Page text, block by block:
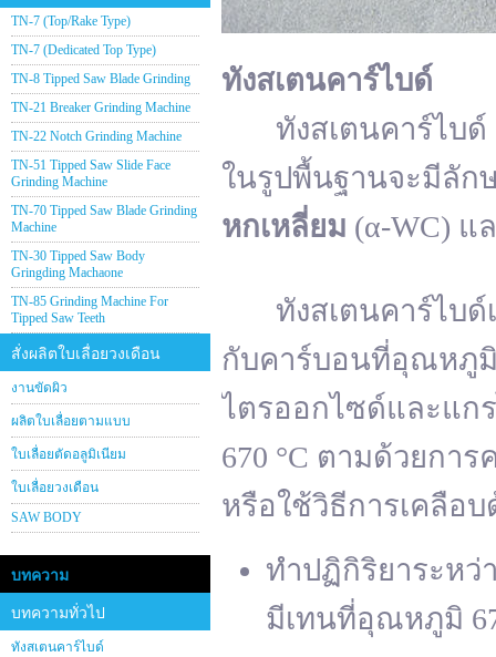
TN-7 (Top/Rake Type)
TN-7 (Dedicated Top Type)
TN-8 Tipped Saw Blade Grinding
TN-21 Breaker Grinding Machine
TN-22 Notch Grinding Machine
TN-51 Tipped Saw Slide Face
Grinding Machine
TN-70 Tipped Saw Blade Grinding
Machine
TN-30 Tipped Saw Body
Gringding Machaone
TN-85 Grinding Machine For
Tipped Saw Teeth
สั่งผลิตใบเลื่อยวงเดือน
งานขัดผิว
ผลิตใบเลื่อยตามแบบ
ใบเลื่อยตัดอลูมิเนียม
ใบเลื่อยวงเดือน
SAW BODY
บทความ
บทความทั่วไป
ทังสเตนคาร์ไบด์
ทังสเตนคาร์ไบด์
ทังสเตนคาร์ไบด์ (
ในรูปพื้นฐานจะมีลัก
หกเหลี่ยม (α-WC) แ
ทังสเตนคาร์ไบด์เ
กับคาร์บอนที่อุณหภูมิ
ไตรออกไซด์และแก
670 °C ตามด้วยกา
หรือใช้วิธีการเคลือบ
ทำปฏิกิริยาระหว่
มีเทนที่อุณหภูมิ